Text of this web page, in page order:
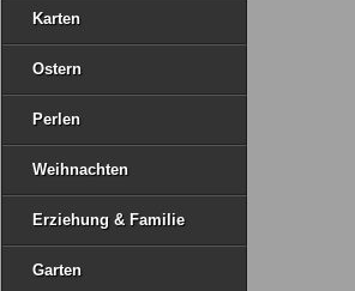
Karten
Ostern
Perlen
Weihnachten
Erziehung & Familie
Garten